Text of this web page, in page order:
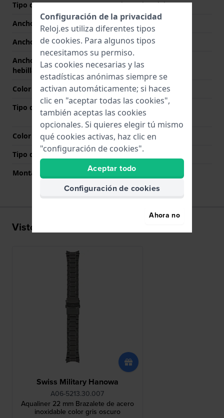
Tipo de correa
Pulsera de eslabones
Ancho de correa
22 mm
Ancho de las asas
22 mm
Ancho de correa en la
hebilla
20 mm
Color de correa
Gris oscuro
Tipo de cierre
Cierre desplegable con
botones y seguridad
Color del cierre
Gris oscuro
Tipo de montaje
Pasadores de resorte
Montaje Recto
No
Visto recientemente
Swiss Military Hanowa
A06-5213.30.007
Aqualiner 22 mm Brazalete de acero
inoxidable color gris oscuro
Configuración de la privacidad
Reloj.es utiliza diferentes tipos
de cookies. Para algunos tipos
necesitamos su permiso.
Las cookies necesarias y las
estadísticas anónimas siempre se
activan automáticamente; si haces
clic en "aceptar todas las cookies",
también aceptas las cookies
opcionales. Si quieres elegir tú mismo
qué cookies activas, haz clic en
"configuración de cookies".
Aceptar todo
Configuración de cookies
Ahora no